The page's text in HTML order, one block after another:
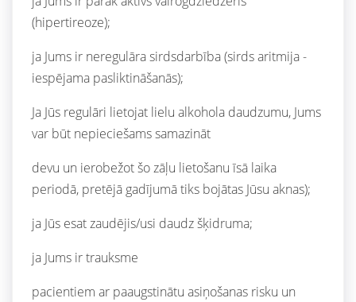
(hipertireoze);
ja Jums ir neregulāra sirdsdarbība (sirds aritmija -
iespējama pasliktināšanās);
Ja Jūs regulāri lietojat lielu alkohola daudzumu, Jums
var būt nepieciešams samazināt
devu un ierobežot šo zāļu lietošanu īsā laika
periodā, pretējā gadījumā tiks bojātas Jūsu aknas);
ja Jūs esat zaudējis/usi daudz šķidruma;
ja Jums ir trauksme
pacientiem ar paaugstinātu asiņošanas risku un